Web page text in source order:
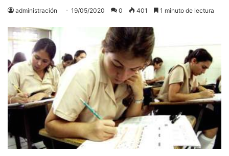
administración 19/05/2020 0 401 1 minuto de lectura